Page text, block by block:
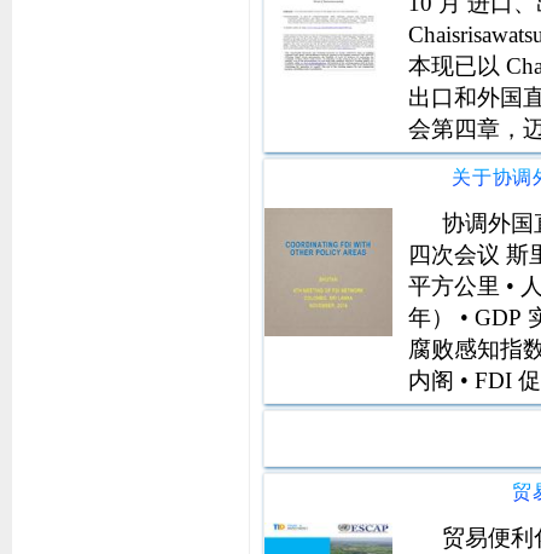
本现已以
出口和外国
会第四章，
易研究和培
协调外国
四次会议 斯
平方公里 •
年） • GDP
腐败感知指
内阁 • FDI
重点领域 •
贸
贸易便利